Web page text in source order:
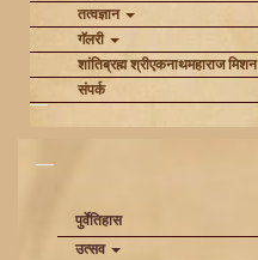
तत्वज्ञान
गॅलरी
शांतिब्रह्म श्रीएकनाथमहाराज मिशन
संपर्क
पुर्वेतिहास
उत्सव